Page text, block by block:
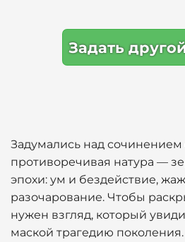
Задать
Задумались над
противоречивая натура —
эпохи: ум и бездействие,
разочарование. Чтобы
нужен взгляд, который
маской трагедию поколения.